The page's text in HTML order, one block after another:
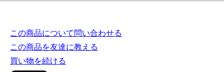
この商品について問い合わせる
この商品を友達に教える
買い物を続ける